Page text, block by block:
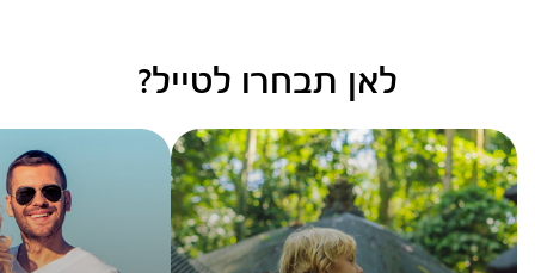
לאן תבחרו לטייל?